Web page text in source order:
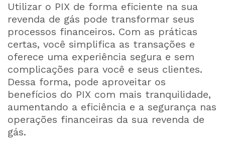
Utilizar o PIX de forma eficiente na sua
revenda de gás pode transformar seus
processos financeiros. Com as práticas
certas, você simplifica as transações e
oferece uma experiência segura e sem
complicações para você e seus clientes.
Dessa forma, pode aproveitar os
benefícios do PIX com mais tranquilidade,
aumentando a eficiência e a segurança nas
operações financeiras da sua revenda de
gás.